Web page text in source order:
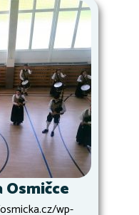
Osmičce
wp-